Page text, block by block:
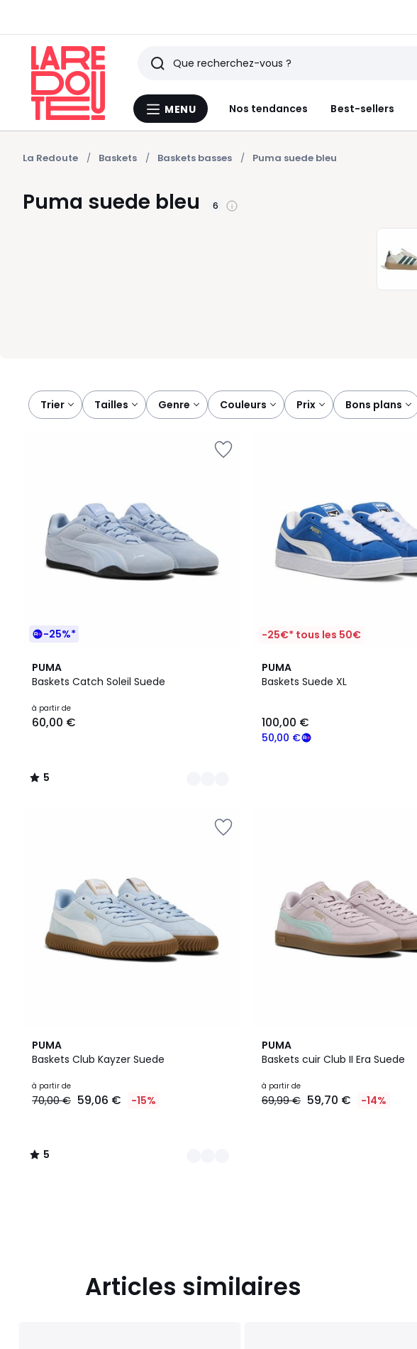
Menu
MENU Nos tendances Best-sellers
Rechercher
Derniers
articles
vus
La Redoute Baskets Baskets basses Puma suede bleu
Puma suede bleu 6
Trier tailles genre couleurs prix bons plans
-25%*
PUMA
Baskets Catch Soleil Suede
Prix
à
€.
à partir de
60,00 €
5
/
2
Couleurs
5
/
-25€* tous les 50€
PUMA
Baskets Suede XL
50,00 €
100,00 €
PUMA
Baskets Club Kayzer Suede
à partir de
70,00 € 59,06 € -15%
5
/
2
Couleurs
5
/
PUMA
Baskets cuir Club II Era Suede
à partir de
69,99 € 59,70 € -14%
Articles similaires